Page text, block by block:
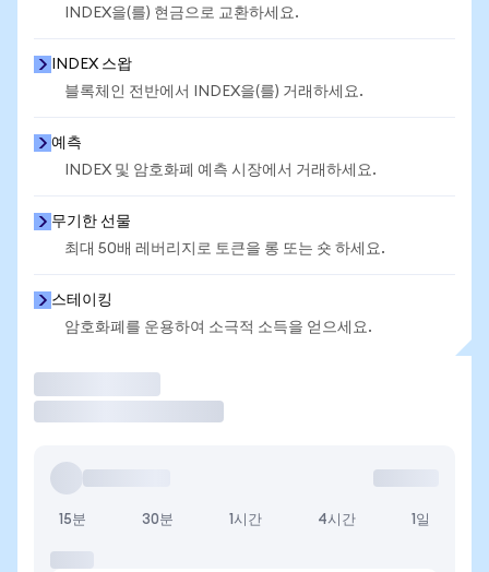
INDEX을(를) 현금으로 교환하세요.
INDEX 스왑
블록체인 전반에서 INDEX을(를) 거래하세요.
예측
INDEX 및 암호화폐 예측 시장에서 거래하세요.
무기한 선물
최대 50배 레버리지로 토큰을 롱 또는 숏 하세요.
스테이킹
암호화폐를 운용하여 소극적 소득을 얻으세요.
15분 30분 1시간 4시간 1일